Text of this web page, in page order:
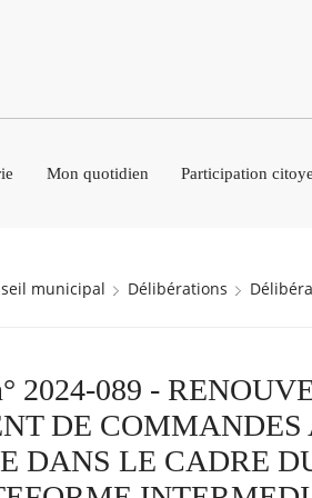
Mon quotidien Participation
municipal Délibérations
2024-089 -
DE
DANS LE CADRE